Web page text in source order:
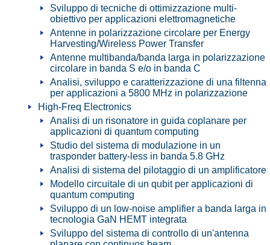
Sviluppo di tecniche di ottimizzazione multi-
obiettivo per applicazioni elettromagnetiche
Antenne in polarizzazione circolare per Energy
Harvesting/Wireless Power Transfer
Antenne multibanda/banda larga in polarizzazione
circolare in banda S e/o in banda C
Analisi, sviluppo e caratterizzazione di una filtenna
per applicazioni a 5800 MHz in polarizzazione
High-Freq Electronics
Analisi di un risonatore in guida coplanare per
applicazioni di quantum computing
Studio del sistema di modulazione in un
trasponder battery-less in banda 5.8 GHz
Analisi di sistema del pilotaggio di un amplificatore
Modello circuitale di un qubit per applicazioni di
quantum computing
Sviluppo di un low-noise amplifier a banda larga in
tecnologia GaN HEMT integrata
Sviluppo del sistema di controllo di un'antenna